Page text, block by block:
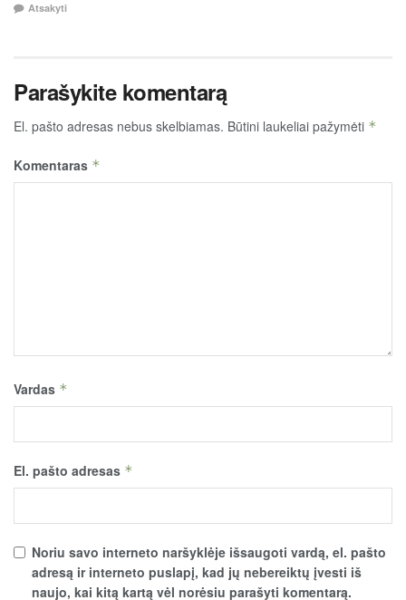
Atsakyti
Parašykite komentarą
El. pašto adresas nebus skelbiamas. Būtini laukeliai pažymėti *
Komentaras *
Vardas *
El. pašto adresas *
Noriu savo interneto naršyklėje išsaugoti vardą, el. pašto
adresą ir interneto puslapį, kad jų nebereiktų įvesti iš
naujo, kai kitą kartą vėl norėsiu parašyti komentarą.